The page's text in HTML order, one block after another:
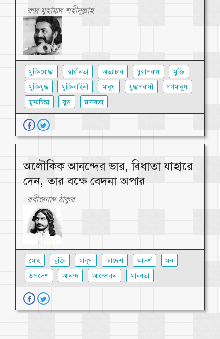
- রুদ্র মুহাম্মদ শহীদুল্লাহ
মুক্তিযোদ্ধা স্বাধীনতা অত্যাচার যুদ্ধাপরাধ
মুক্তি
মুক্তিযুদ্ধ
মুক্তিবাহিনী মানুষ যুদ্ধাপরাধী
গণমানুষ
মুক্তচিন্তা
যুদ্ধ মানবতা
অলৌকিক আনন্দের ভার, বিধাতা যাহারে
দেন, তার বক্ষে বেদনা অপার
- রবীন্দ্রনাথ ঠাকুর
মোহ মুক্তি মানুষ আদেশ আদর্শ
মন
উপদেশ
আনন্দ আন্দোলন মানবতা